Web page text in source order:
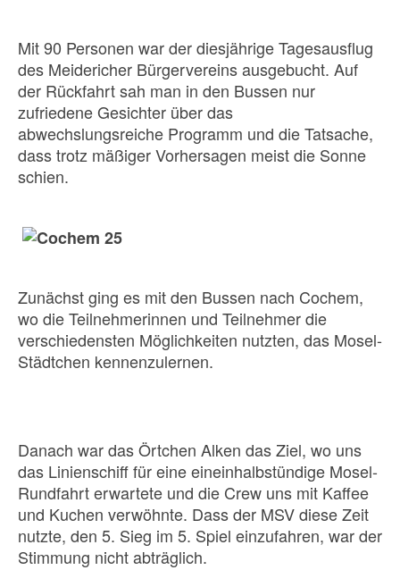
Mit 90 Personen war der diesjährige Tagesausflug
des Meidericher Bürgervereins ausgebucht. Auf
der Rückfahrt sah man in den Bussen nur
zufriedene Gesichter über das
abwechslungsreiche Programm und die Tatsache,
dass trotz mäßiger Vorhersagen meist die Sonne
schien.
Zunächst ging es mit den Bussen nach Cochem,
wo die Teilnehmerinnen und Teilnehmer die
verschiedensten Möglichkeiten nutzten, das Mosel-
Städtchen kennenzulernen.
Danach war das Örtchen Alken das Ziel, wo uns
das Linienschiff für eine eineinhalbstündige Mosel-
Rundfahrt erwartete und die Crew uns mit Kaffee
und Kuchen verwöhnte. Dass der MSV diese Zeit
nutzte, den 5. Sieg im 5. Spiel einzufahren, war der
Stimmung nicht abträglich.